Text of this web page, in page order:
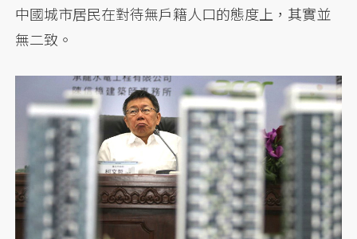
中國城市居民在對待無戶籍人口的態度上，其實並
無二致。